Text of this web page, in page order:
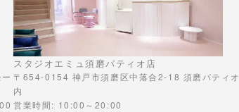
スタジオエミュ須磨パティオ店
〒654-0154 神戸市須磨区中落合2-18 須磨パティオ
内
営業時間: 10:00～20:00